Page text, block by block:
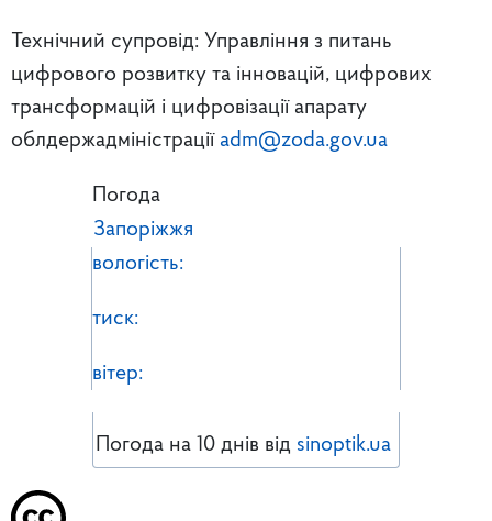
Технічний супровід: Управління з питань
цифрового розвитку та інновацій, цифрових
трансформацій і цифровізації апарату
облдержадміністрації adm@zoda.gov.ua
Погода
Запоріжжя
вологість:
тиск:
вітер:
Погода на 10 днів від sinoptik.ua